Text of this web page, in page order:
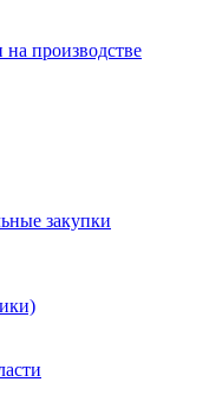
на производстве
закупки